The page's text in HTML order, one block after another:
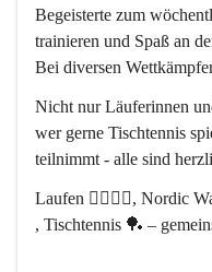
Begeisterte zum
trainieren und Spaß an
Bei diversen
Nicht nur Läuferinnen
wer gerne Tischtennis
teilnimmt - alle sind
Laufen 🏃‍♂️🏃‍♀️, Nordic
, Tischtennis 🏓 –